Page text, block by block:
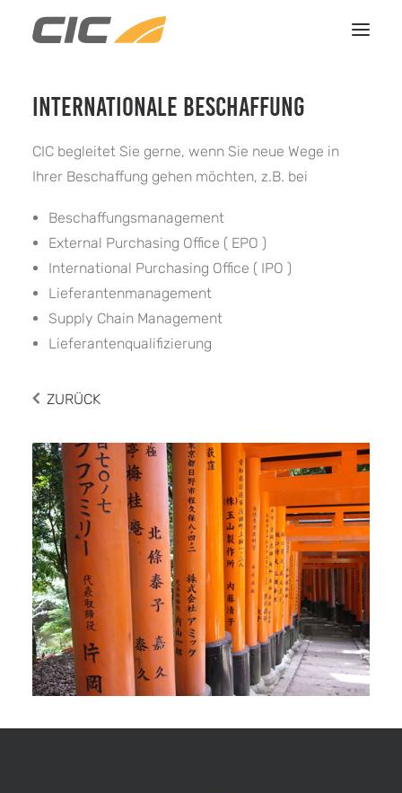
HOME
REFERENZEN
KONTAKT
INTERNATIONALE BESCHAFFUNG
CIC begleitet Sie gerne, wenn Sie neue Wege in
Ihrer Beschaffung gehen möchten, z.B. bei
Beschaffungsmanagement
External Purchasing Office ( EPO )
International Purchasing Office ( IPO )
Lieferantenmanagement
Supply Chain Management
Lieferantenqualifizierung
ZURÜCK